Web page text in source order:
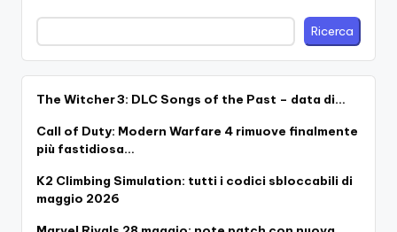
Ricerca
The Witcher 3: DLC Songs of the Past – data di…
Call of Duty: Modern Warfare 4 rimuove finalmente
più fastidiosa…
K2 Climbing Simulation: tutti i codici sbloccabili di
maggio 2026